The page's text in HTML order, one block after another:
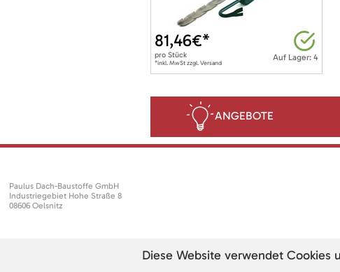
Auf Lager: 4
81,46€*
pro Stück
*inkl. MwSt zzgl. Versand
ANGEBOTE
Paulus Dach-Baustoffe GmbH
Industriegebiet Hohe Straße 8
08606 Oelsnitz
Diese Website verwendet Cookies